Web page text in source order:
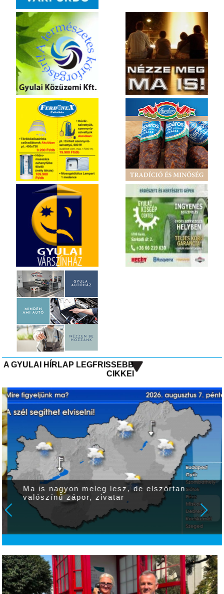
A GYULAI HÍRLAP LEGFRISSEBB
CIKKEI
Ma is nagyon meleg lesz, de elszórtan
valószínű zápor, zivatar